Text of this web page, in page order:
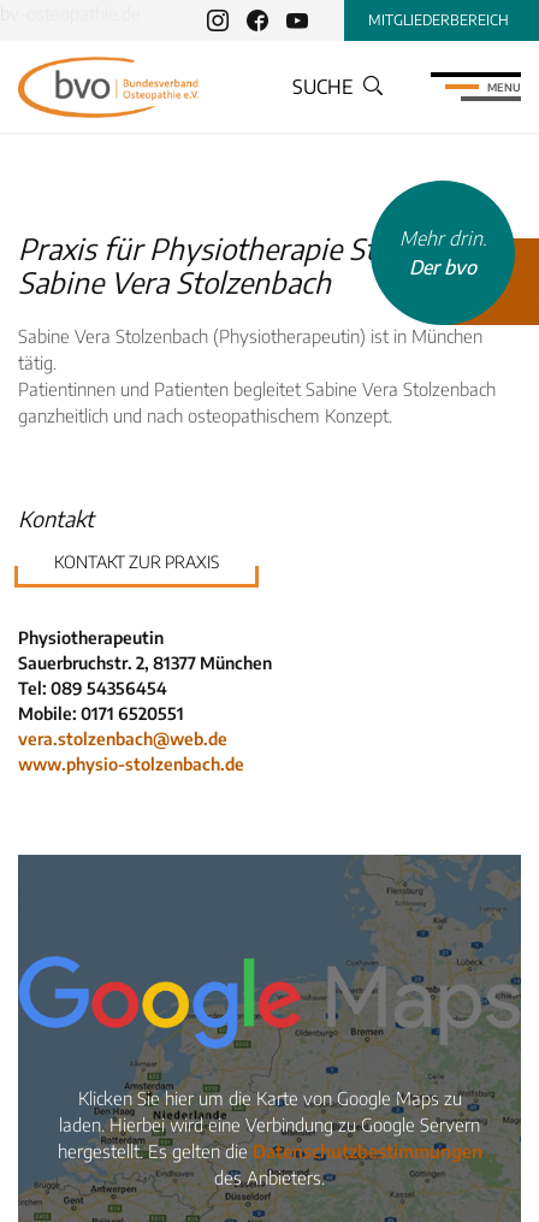
MITGLIEDERBEREICH
SUCHE MENU
Praxis für Physiotherapie Stolzenbach,
Sabine Vera Stolzenbach
Sabine Vera Stolzenbach (Physiotherapeutin) ist in München
tätig.
Patientinnen und Patienten begleitet Sabine Vera Stolzenbach
ganzheitlich und nach osteopathischem Konzept.
Kontakt
KONTAKT ZUR PRAXIS
Physiotherapeutin
Sauerbruchstr. 2, 81377 München
Tel: 089 54356454
Mobile: 0171 6520551
vera.stolzenbach@web.de
www.physio-stolzenbach.de
Klicken Sie hier um die Karte von Google Maps zu
laden. Hierbei wird eine Verbindung zu Google Servern
hergestellt. Es gelten die Datenschutzbestimmungen
des Anbieters.
Mehr drin.
Der bvo
INHALTSTYP
Neuigkeiten
Veranstaltungen
Inhaltsseiten